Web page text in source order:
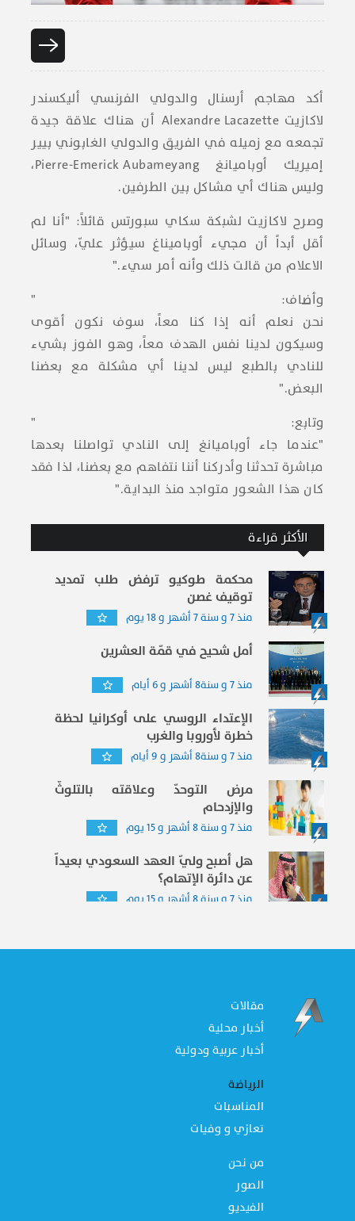
أكد مهاجم أرسنال والدولي الفرنسي أليكسندر
لاكازيت Alexandre Lacazette أن هناك علاقة جيدة
تجمعه مع زميله في الفريق والدولي الغابوني بيير
إميريك أوباميانغ Pierre-Emerick Aubameyang،
وليس هناك أي مشاكل بين الطرفين.
وصرح لاكازيت لشبكة سكاي سبورتس قائلاً: "أنا لم
أقل أبداً أن مجيء أوباميناغ سيؤثر عليّ، وسائل
الاعلام من قالت ذلك وأنه أمر سيء."
وأضاف: "
نحن نعلم أنه إذا كنا معاً، سوف نكون أقوى
وسيكون لدينا نفس الهدف معاً، وهو الفوز بشيء
للنادي بالطبع ليس لدينا أي مشكلة مع بعضنا
البعض."
وتابع: "
"عندما جاء أوباميانغ إلى النادي تواصلنا بعدها
مباشرة تحدثنا وأدركنا أننا نتفاهم مع بعضنا، لذا فقد
كان هذا الشعور متواجد منذ البداية."
الأكثر قراءة
محكمة طوكيو ترفض طلب تمديد
توقيف غصن
منذ 7 و سنة 7 أشهر و 18 يوم
أمل شحيح في قمّة العشرين
منذ 7 و سنة8 أشهر و 6 أيام
الإعتداء الروسي على أوكرانيا لحظة
خطرة لأوروبا والغرب
منذ 7 و سنة8 أشهر و 9 أيام
مرض التوحدّ وعلاقته بالتلوثّ
والإزدحام
منذ 7 و سنة 8 أشهر و 15 يوم
هل أصبح وليّ العهد السعودي بعيداّ
عن دائرة الإتهام؟
منذ 7 و سنة 8 أشهر و 15 يوم
مقالات
أخبار محلية
أخبار عربية ودولية
الرياضة
المناسبات
تعازي و وفيات
من نحن
الصور
الفيديو